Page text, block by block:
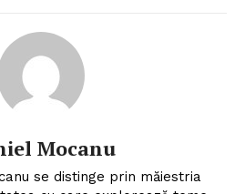
Mocanu
se distinge prin măiestria